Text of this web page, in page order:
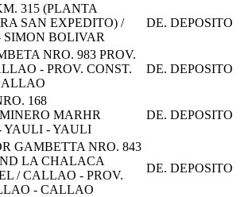
315 (PLANTA
SAN EXPEDITO) /
SIMON BOLIVAR
DE. DEPOSITO
NRO. 983 PROV.
- PROV. CONST.
DE. DEPOSITO
168
MARHR
YAULI - YAULI
DE. DEPOSITO
GAMBETTA NRO. 843
LA CHALACA
/ CALLAO - PROV.
- CALLAO
DE. DEPOSITO